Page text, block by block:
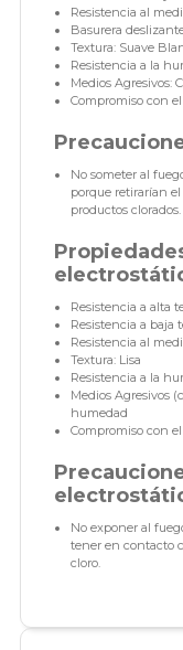
Resistencia al
Basurera
Textura: Suave
Resistencia a la
Medios Agresivos:
Compromiso con
No someter al
porque retirarían
productos clorados.
Resistencia a alta
Resistencia a baja
Resistencia al
Textura: Lisa
Resistencia a la
Medios Agresivos
humedad
Compromiso con
No exponer al
tener en contacto
cloro.